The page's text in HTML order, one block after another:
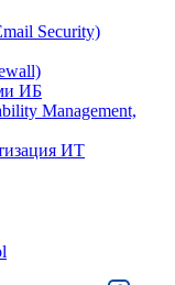
Security)
ИБ
Management,
ИТ